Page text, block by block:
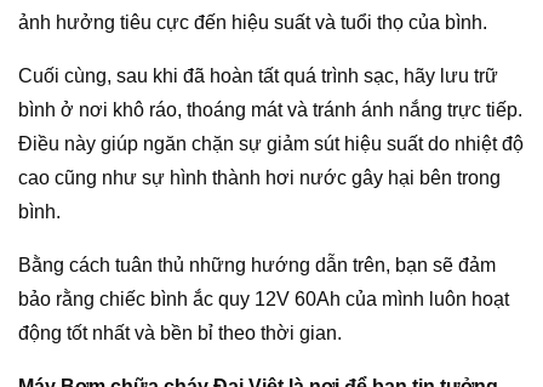
ảnh hưởng tiêu cực đến hiệu suất và tuổi thọ của bình.
Cuối cùng, sau khi đã hoàn tất quá trình sạc, hãy lưu trữ
bình ở nơi khô ráo, thoáng mát và tránh ánh nắng trực tiếp.
Điều này giúp ngăn chặn sự giảm sút hiệu suất do nhiệt độ
cao cũng như sự hình thành hơi nước gây hại bên trong
bình.
Bằng cách tuân thủ những hướng dẫn trên, bạn sẽ đảm
bảo rằng chiếc bình ắc quy 12V 60Ah của mình luôn hoạt
động tốt nhất và bền bỉ theo thời gian.